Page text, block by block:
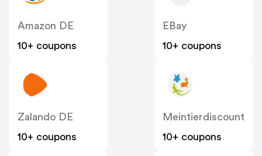
Amazon DE
10+ coupons
EBay
10+ coupons
Zalando DE
10+ coupons
Meintierdiscount
10+ coupons